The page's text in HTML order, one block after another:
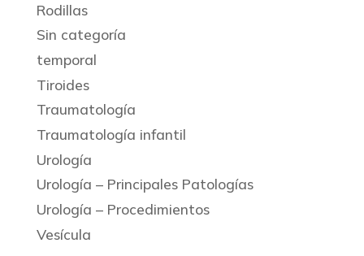
Rodillas
Sin categoría
temporal
Tiroides
Traumatología
Traumatología infantil
Urología
Urología – Principales Patologías
Urología – Procedimientos
Vesícula